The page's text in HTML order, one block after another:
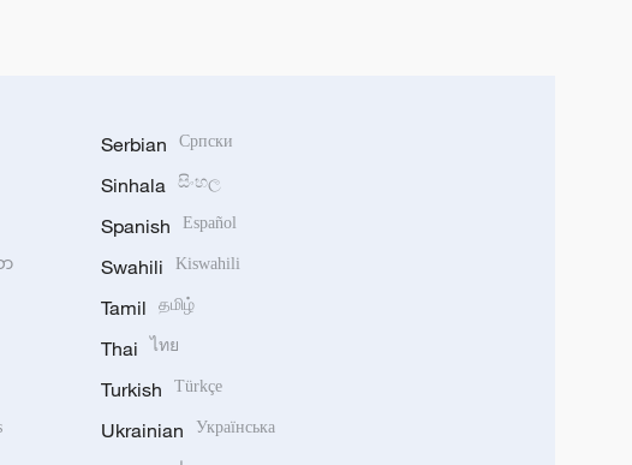
ာ
Serbian Српски
Sinhala සිංහල
Spanish Español
Swahili Kiswahili
Tamil தமிழ்
Thai ไทย
Turkish Türkçe
Ukrainian Українська